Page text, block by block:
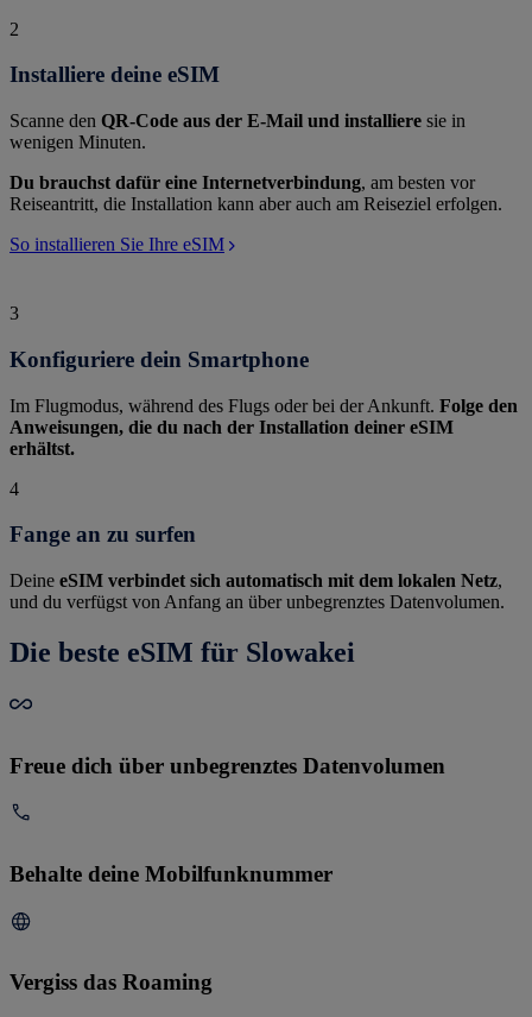
2
Installiere deine eSIM
Scanne den QR-Code aus der E-Mail und installiere sie in
wenigen Minuten.
Du brauchst dafür eine Internetverbindung, am besten vor
Reiseantritt, die Installation kann aber auch am Reiseziel erfolgen.
So installieren Sie Ihre eSIM
3
Konfiguriere dein Smartphone
Im Flugmodus, während des Flugs oder bei der Ankunft. Folge den
Anweisungen, die du nach der Installation deiner eSIM
erhältst.
4
Fange an zu surfen
Deine eSIM verbindet sich automatisch mit dem lokalen Netz,
und du verfügst von Anfang an über unbegrenztes Datenvolumen.
Die beste eSIM für Slowakei
Freue dich über unbegrenztes Datenvolumen
Behalte deine Mobilfunknummer
Vergiss das Roaming